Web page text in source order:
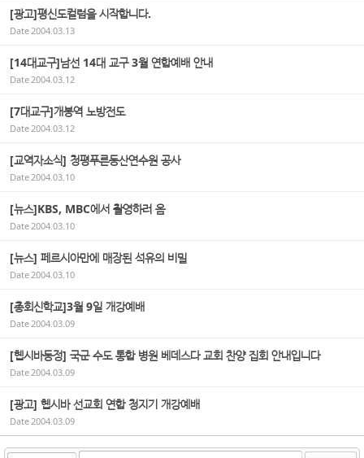
[광고]평신도컬럼을 시작합니다.
Date2004.03.13
[14대교구]남선 14대 교구 3월 연합예배 안내
Date2004.03.12
[7대교구]개봉역 노방전도
Date2004.03.12
[교역자소식] 청평푸른동산연수원 공사
Date2004.03.10
[뉴스]KBS, MBC에서 촬영하러 옴
Date2004.03.10
[뉴스] 페르시아만에 매장된 석유의 비밀
Date2004.03.10
[총회신학교]3월 9일 개강예배
Date2004.03.09
[헵시바동정] 국군 수도 통합 병원 베데스다 교회 찬양 집회 안내입니다
Date2004.03.09
[광고] 헵시바 선교회 연합 청지기 개강예배
Date2004.03.09